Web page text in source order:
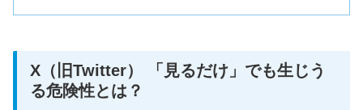
X（旧Twitter） 「見るだけ」でも生じう
る危険性とは？